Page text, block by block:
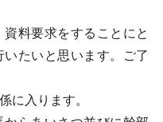
料要求をすることにと
たいと思います。ご了
に入ります。